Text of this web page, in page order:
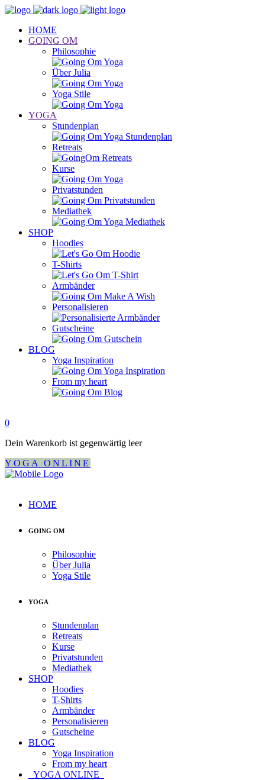
HOME
GOING OM
Philosophie
Über Julia
Yoga Stile
YOGA
Stundenplan
Retreats
Kurse
Privatstunden
Mediathek
SHOP
Hoodies
T-Shirts
Armbänder
Personalisieren
Gutscheine
BLOG
Yoga Inspiration
From my heart
0
Dein Warenkorb ist gegenwärtig leer
YOGA ONLINE
HOME
GOING OM
Philosophie
Über Julia
Yoga Stile
YOGA
Stundenplan
Retreats
Kurse
Privatstunden
Mediathek
SHOP
Hoodies
T-Shirts
Armbänder
Personalisieren
Gutscheine
BLOG
Yoga Inspiration
From my heart
YOGA ONLINE